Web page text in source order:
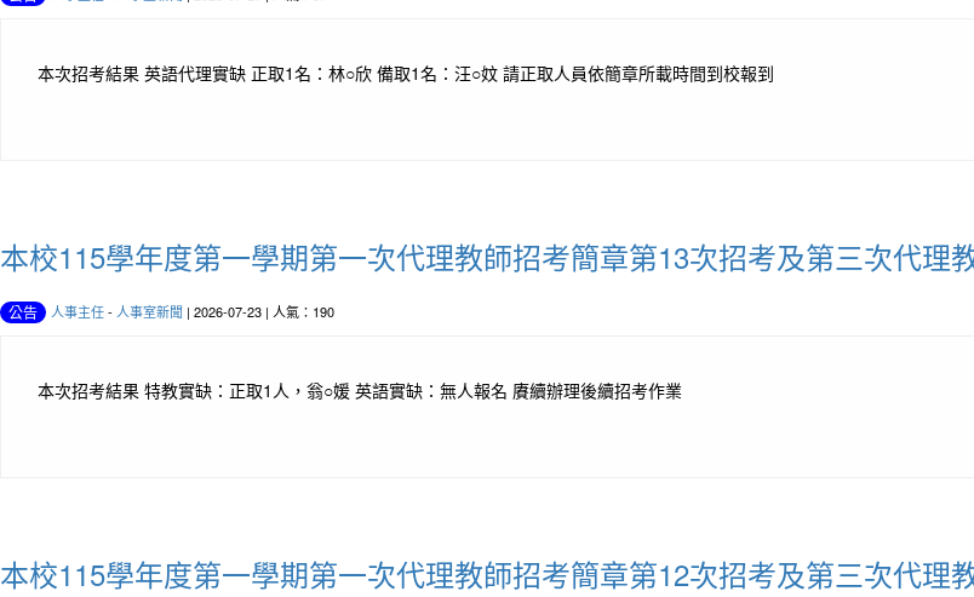
本次招考結果 英語代理實缺 正取1名：林○欣 備取1名：汪○妏 請正取人員依簡章所載時間到校報到
本校115學年度第一學期第一次代理教師招考簡章第13次招考及第三次代理
公告 人事主任- 人事室新聞 | 2026-07-23 | 人氣：190
本次招考結果 特教實缺：正取1人，翁○媛 英語實缺：無人報名 賡續辦理後續招考作業
本校115學年度第一學期第一次代理教師招考簡章第12次招考及第三次代理